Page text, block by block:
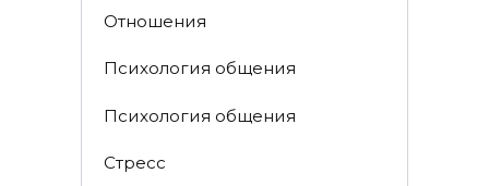
Отношения
Психология общения
Психология общения
Стресс